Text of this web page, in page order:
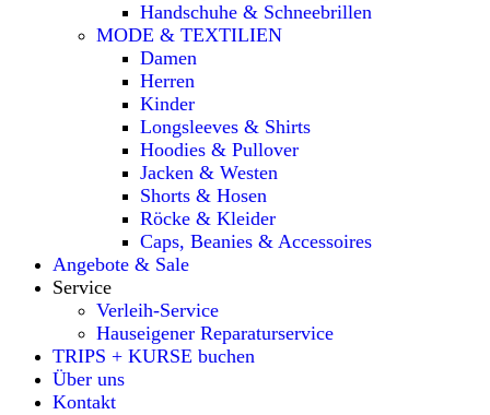
Handschuhe & Schneebrillen
MODE & TEXTILIEN
Damen
Herren
Kinder
Longsleeves & Shirts
Hoodies & Pullover
Jacken & Westen
Shorts & Hosen
Röcke & Kleider
Caps, Beanies & Accessoires
Angebote & Sale
Service
Verleih-Service
Hauseigener Reparaturservice
TRIPS + KURSE buchen
Über uns
Kontakt